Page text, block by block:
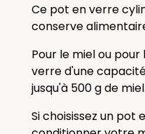
Ce pot en verre
conserve
Pour le miel ou
verre d'une
jusqu'à 500 g de miel.
Si choisissez un pot